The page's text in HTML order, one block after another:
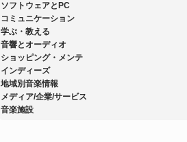
ソフトウェアとPC
コミュニケーション
学ぶ・教える
音響とオーディオ
ショッピング・メンテ
インディーズ
地域別音楽情報
メディア/企業/サービス
音楽施設